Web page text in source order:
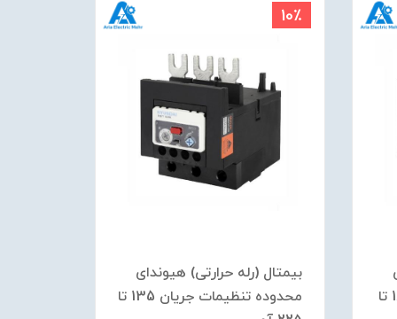
محدوده تنظیمات جریان 180 تا
10٪
بیمتال (رله حرارتی) هیوندای
محدوده تنظیمات جریان 135 تا